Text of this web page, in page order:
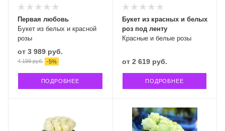
Букет из белых и красной
розы
Первая любовь
от 3 989 руб.
4 199 руб. -5%
ПОДРОБНЕЕ
Красные и белые розы
Букет из красных и белых
роз под ленту
от 2 619 руб.
ПОДРОБНЕЕ